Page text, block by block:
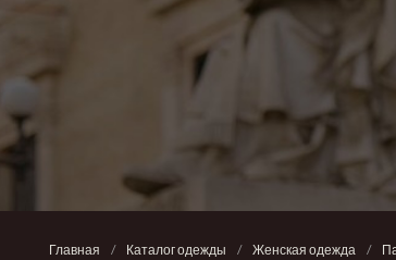
Главная / Каталог одежды / Женская одежда /